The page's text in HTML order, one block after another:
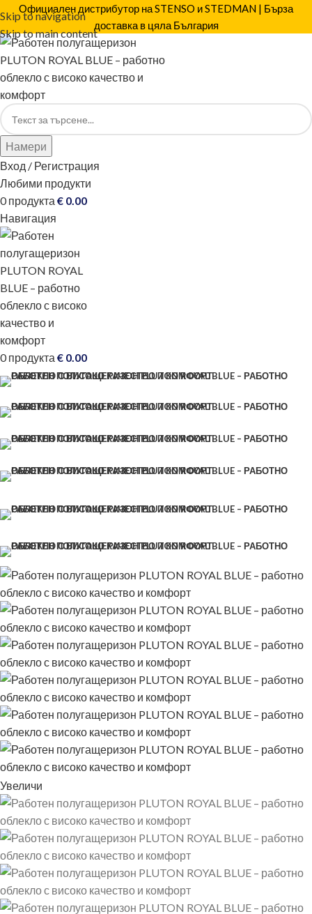
Skip to navigation
Skip to main content
Официален дистрибутор на STENSO и STEDMAN | Бърза
доставка в цяла България
Намери
Вход / Регистрация
Любими продукти
0продукта € 0.00
Навигация
0продукта € 0.00
Увеличи